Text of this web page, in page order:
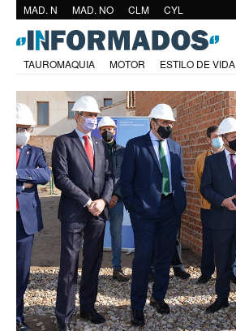
MAD. N MAD. NO CLM CYL
TAUROMAQUIA MOTOR ESTILO DE VIDA